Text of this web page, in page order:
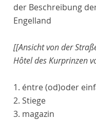
der Beschreibung
Engelland
[[Ansicht von der
Hôtel des Kurprinzen
1. éntre(od)oder
2. Stiege
3. magazin